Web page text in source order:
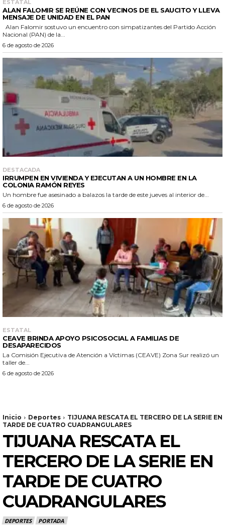
ESTATAL
ALAN FALOMIR SE REÚNE CON VECINOS DE EL SAUCITO Y LLEVA
MENSAJE DE UNIDAD EN EL PAN
Nacional (PAN) de la...
6 de agosto de 2026
DESTACADA
IRRUMPEN EN VIVIENDA Y EJECUTAN A UN HOMBRE EN LA
COLONIA RAMÓN REYES
Un hombre fue asesinado a balazos la tarde de este jueves al interior de...
6 de agosto de 2026
ESTATAL
CEAVE BRINDA APOYO PSICOSOCIAL A FAMILIAS DE
DESAPARECIDOS
La Comisión Ejecutiva de Atención a Víctimas (CEAVE) Zona Sur realizó un
taller de...
6 de agosto de 2026